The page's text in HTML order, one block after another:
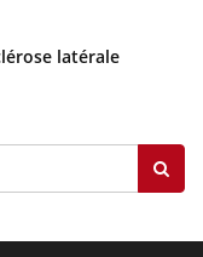
latérale